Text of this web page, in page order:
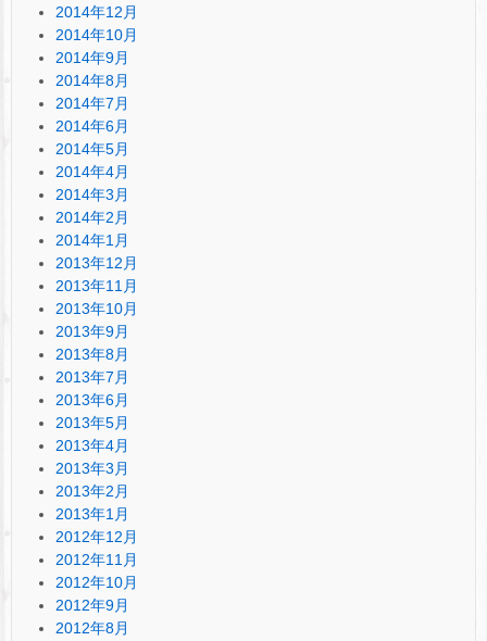
2014年12月
2014年10月
2014年9月
2014年8月
2014年7月
2014年6月
2014年5月
2014年4月
2014年3月
2014年2月
2014年1月
2013年12月
2013年11月
2013年10月
2013年9月
2013年8月
2013年7月
2013年6月
2013年5月
2013年4月
2013年3月
2013年2月
2013年1月
2012年12月
2012年11月
2012年10月
2012年9月
2012年8月